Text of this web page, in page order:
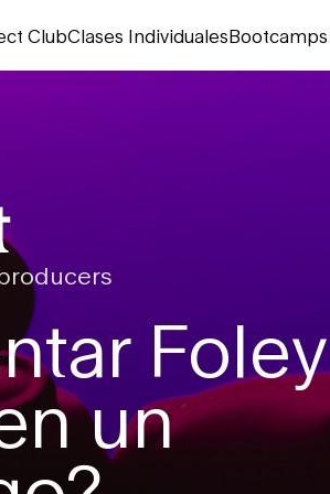
ClubClases IndividualesBootcamps
Foley
un